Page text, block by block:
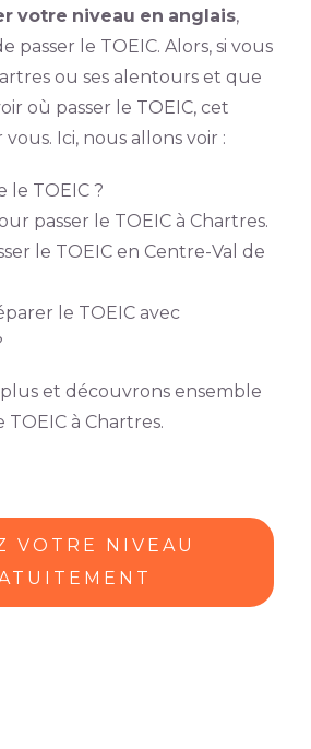
votre niveau en anglais,
passer le TOEIC. Alors, si vous
ou ses alentours et que
où passer le TOEIC, cet
Ici, nous allons voir :
le TOEIC ?
passer le TOEIC à Chartres.
le TOEIC en Centre-Val de
le TOEIC avec
et découvrons ensemble
à Chartres.
VOTRE NIVEAU